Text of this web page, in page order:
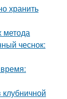
хранить
метода
чеснок:
клубничной